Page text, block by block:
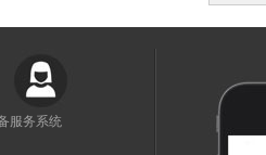
服务系统